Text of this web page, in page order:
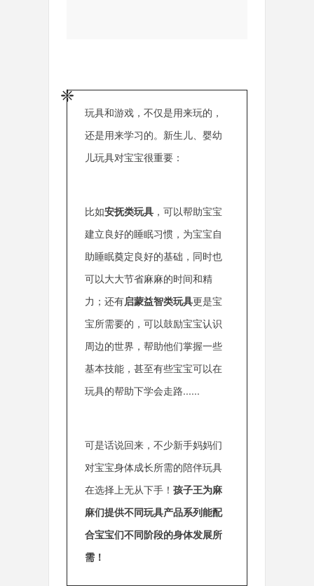
❈
玩具和游戏，不仅是用来玩的，
还是用来学习的。新生儿、婴幼
儿玩具对宝宝很重要：
比如安抚类玩具，可以帮助宝宝
建立良好的睡眠习惯，为宝宝自
助睡眠奠定良好的基础，同时也
可以大大节省麻麻的时间和精
力；还有启蒙益智类玩具更是宝
宝所需要的，可以鼓励宝宝认识
周边的世界，帮助他们掌握一些
基本技能，甚至有些宝宝可以在
玩具的帮助下学会走路......
可是话说回来，不少新手妈妈们
对宝宝身体成长所需的陪伴玩具
在选择上无从下手！ 孩子王为麻
麻们提供不同玩具产品系列能配
合宝宝们不同阶段的身体发展所
需！